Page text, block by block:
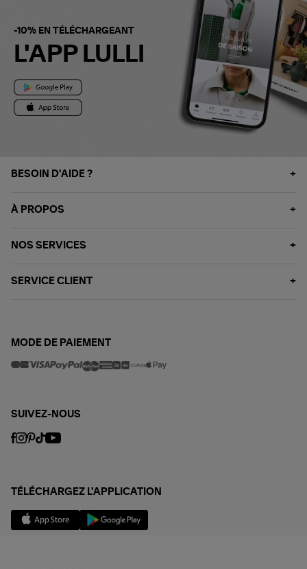
-10% EN TÉLÉCHARGEANT
L'APP LULLI
BESOIN D'AIDE ?
À PROPOS
NOS SERVICES
SERVICE CLIENT
MODE DE PAIEMENT
SUIVEZ-NOUS
TÉLÉCHARGEZ L'APPLICATION